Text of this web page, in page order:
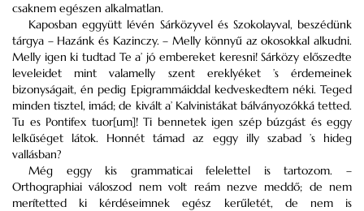
csaknem egészen alkalmatlan.
Kaposban eggyütt lévén Sárközyvel és Szokolayval, beszédünk
tárgya – Hazánk és Kazinczy. – Melly könnyű az okosokkal alkudni.
Melly igen ki tudtad Te a’ jó embereket keresni! Sárközy előszedte
leveleidet mint valamelly szent ereklyéket ’s érdemeinek
bizonyságait, én pedig Epigrammáiddal kedveskedtem néki. Teged
minden tisztel, imád; de kivált a’ Kalvinistákat bálványozókká tetted.
Tu es Pontifex tuor[um]! Ti bennetek igen szép búzgást és eggy
lelkűséget látok. Honnét támad az eggy illy szabad ’s hideg
vallásban?
Még eggy kis grammaticai felelettel is tartozom. –
Orthographiai váloszod nem volt reám nezve meddő; de nem
merítetted ki kérdéseimnek egész kerűletét, de nem is